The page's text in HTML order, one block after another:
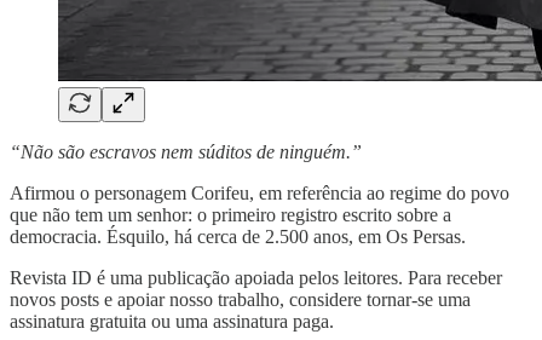
“Não são escravos nem súditos de ninguém.”
Afirmou o personagem Corifeu, em referência ao regime do povo
que não tem um senhor: o primeiro registro escrito sobre a
democracia. Ésquilo, há cerca de 2.500 anos, em Os Persas.
Revista ID é uma publicação apoiada pelos leitores. Para receber
novos posts e apoiar nosso trabalho, considere tornar-se uma
assinatura gratuita ou uma assinatura paga.